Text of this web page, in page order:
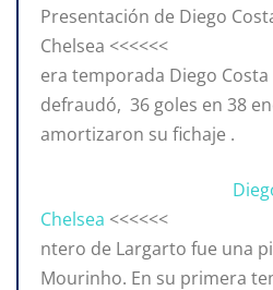
Presentación de Diego
Chelsea <<<<<<
era temporada Diego
defraudó, 36 goles en 38
amortizaron su fichaje .
Diego Costa
Chelsea <<<<<<
ntero de Largarto fue una
Mourinho. En su primera